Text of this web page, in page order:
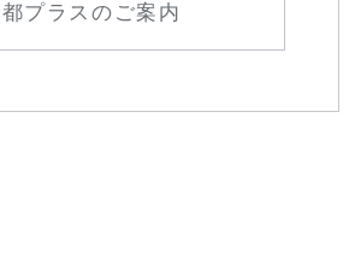
都プラスのご案内